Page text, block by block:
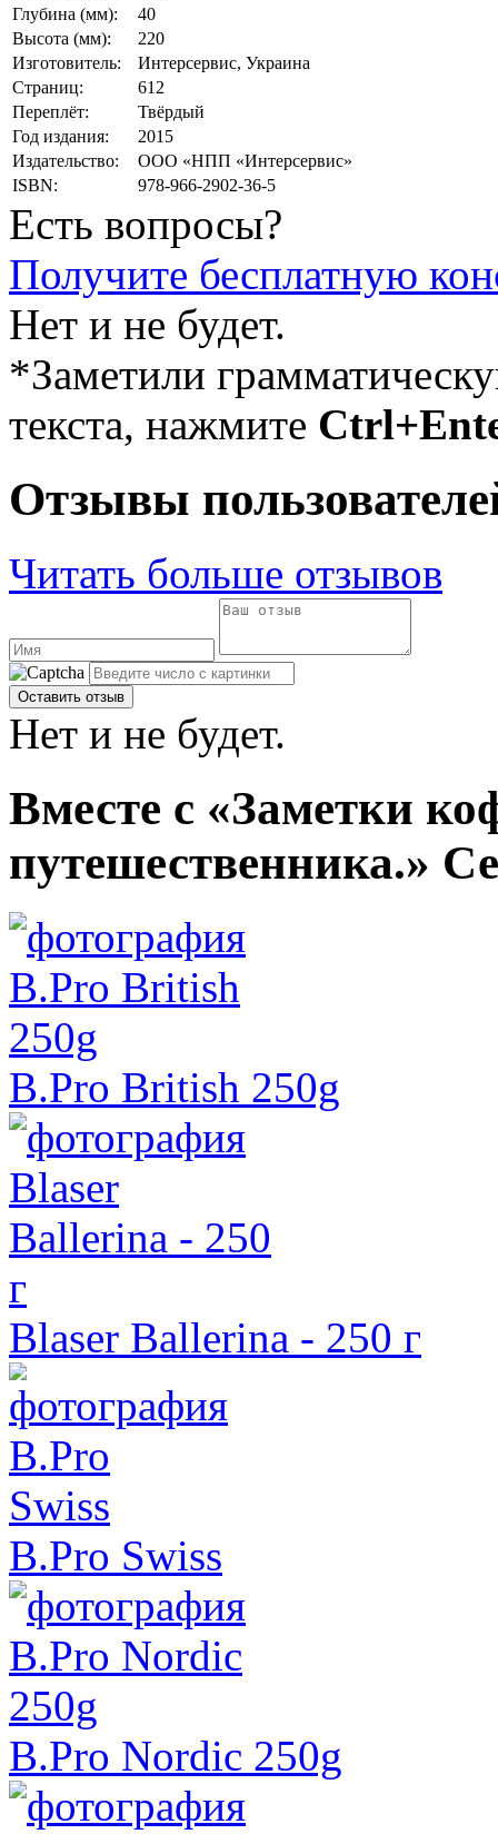
Глубина (мм):
40
Высота (мм):
220
Изготовитель:
Интерсервис, Украина
Страниц:
612
Переплёт:
Твёрдый
Год издания:
2015
Издательство:
ООО «НПП «Интерсервис»
ISBN:
978-966-2902-36-5
Есть вопросы?
Получите бесплатную
Нет и не будет.
*Заметили
текста, нажмите
Отзывы
Читать больше отзывов
Нет и не будет.
Вместе с «Заметки
путешественника.»
B.Pro British 250g
Blaser Ballerina - 250 г
B.Pro Swiss
B.Pro Nordic 250g